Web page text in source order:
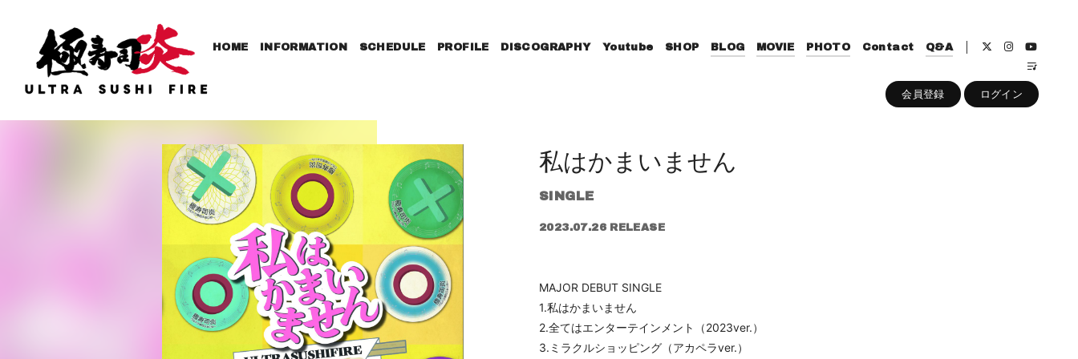
HOME INFORMATION SCHEDULE PROFILE DISCOGRAPHY Youtube SHOP BLOG MOVIE PHOTO Contact Q&A
会員登録 ログイン
私はかまいません
SINGLE
2023.07.26 RELEASE
MAJOR DEBUT SINGLE
1.私はかまいません
2.全てはエンターテインメント（2023ver.）
3.ミラクルショッピング（アカペラver.）